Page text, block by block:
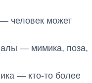
— человек может
— мимика, поза,
— кто-то более